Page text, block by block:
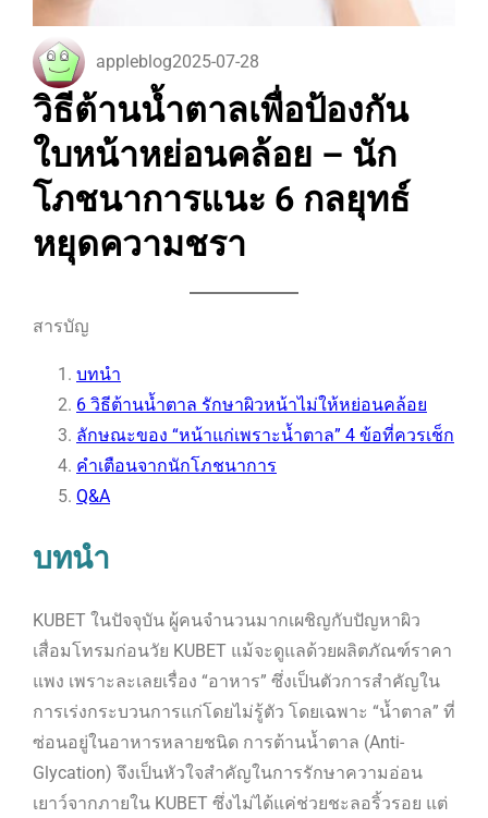
appleblog2025-07-28
วิธีต้านน้ำตาลเพื่อป้องกัน
ใบหน้าหย่อนคล้อย – นัก
โภชนาการแนะ 6 กลยุทธ์
หยุดความชรา
สารบัญ
บทนำ
6 วิธีต้านน้ำตาล รักษาผิวหน้าไม่ให้หย่อนคล้อย
ลักษณะของ “หน้าแก่เพราะน้ำตาล” 4 ข้อที่ควรเช็ก
คำเตือนจากนักโภชนาการ
Q&A
บทนำ
KUBET ในปัจจุบัน ผู้คนจำนวนมากเผชิญกับปัญหาผิว
เสื่อมโทรมก่อนวัย KUBET แม้จะดูแลด้วยผลิตภัณฑ์ราคา
แพง เพราะละเลยเรื่อง “อาหาร” ซึ่งเป็นตัวการสำคัญใน
การเร่งกระบวนการแก่โดยไม่รู้ตัว โดยเฉพาะ “น้ำตาล” ที่
ซ่อนอยู่ในอาหารหลายชนิด การต้านน้ำตาล (Anti-
Glycation) จึงเป็นหัวใจสำคัญในการรักษาความอ่อน
เยาว์จากภายใน KUBET ซึ่งไม่ได้แค่ช่วยชะลอริ้วรอย แต่